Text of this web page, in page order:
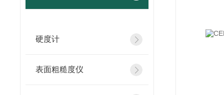
硬度计
表面粗糙度仪